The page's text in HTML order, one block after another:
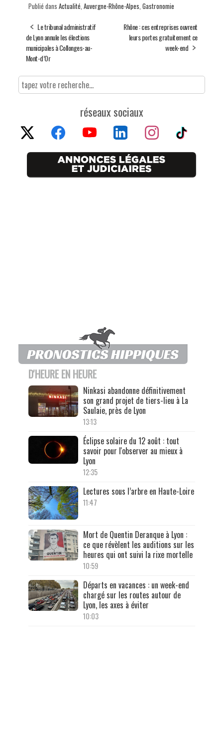
Publié dans Actualité, Auvergne-Rhône-Alpes, Gastronomie
Le tribunal administratif
de Lyon annule les élections
municipales à Collonges-au-
Mont-d’Or
Rhône : ces entreprises ouvrent
leurs portes gratuitement ce
week-end
réseaux sociaux
D'HEURE EN HEURE
Ninkasi abandonne définitivement
son grand projet de tiers-lieu à La
Saulaie, près de Lyon
13:13
Éclipse solaire du 12 août : tout
savoir pour l'observer au mieux à
Lyon
12:35
Lectures sous l’arbre en Haute-Loire
11:47
Mort de Quentin Deranque à Lyon :
ce que révèlent les auditions sur les
heures qui ont suivi la rixe mortelle
10:59
Départs en vacances : un week-end
chargé sur les routes autour de
Lyon, les axes à éviter
10:03